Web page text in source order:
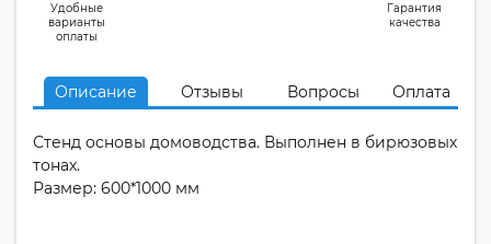
Удобные
варианты
оплаты
Гарантия
качества
Описание Отзывы Вопросы Оплата
Стенд основы домоводства. Выполнен в бирюзовых
тонах.
Размер: 600*1000 мм